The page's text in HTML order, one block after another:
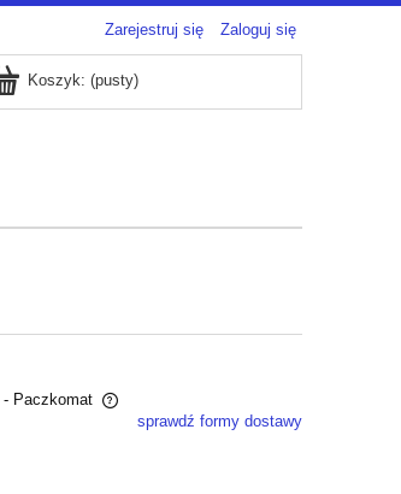
Zarejestruj się Zaloguj się
Koszyk: (pusty)
- Paczkomat
sprawdź formy dostawy